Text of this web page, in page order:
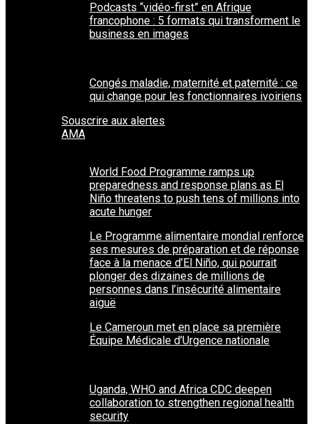
Podcasts “vidéo-first” en Afrique
francophone : 5 formats qui transforment le
business en images
Congés maladie, maternité et paternité : ce
qui change pour les fonctionnaires ivoiriens
Souscrire aux alertes
AMA
World Food Programme ramps up
preparedness and response plans as El
Niño threatens to push tens of millions into
acute hunger
Le Programme alimentaire mondial renforce
ses mesures de préparation et de réponse
face à la menace d’El Niño, qui pourrait
plonger des dizaines de millions de
personnes dans l’insécurité alimentaire
aiguë
Le Cameroun met en place sa première
Équipe Médicale d’Urgence nationale
Uganda, WHO and Africa CDC deepen
collaboration to strengthen regional health
security